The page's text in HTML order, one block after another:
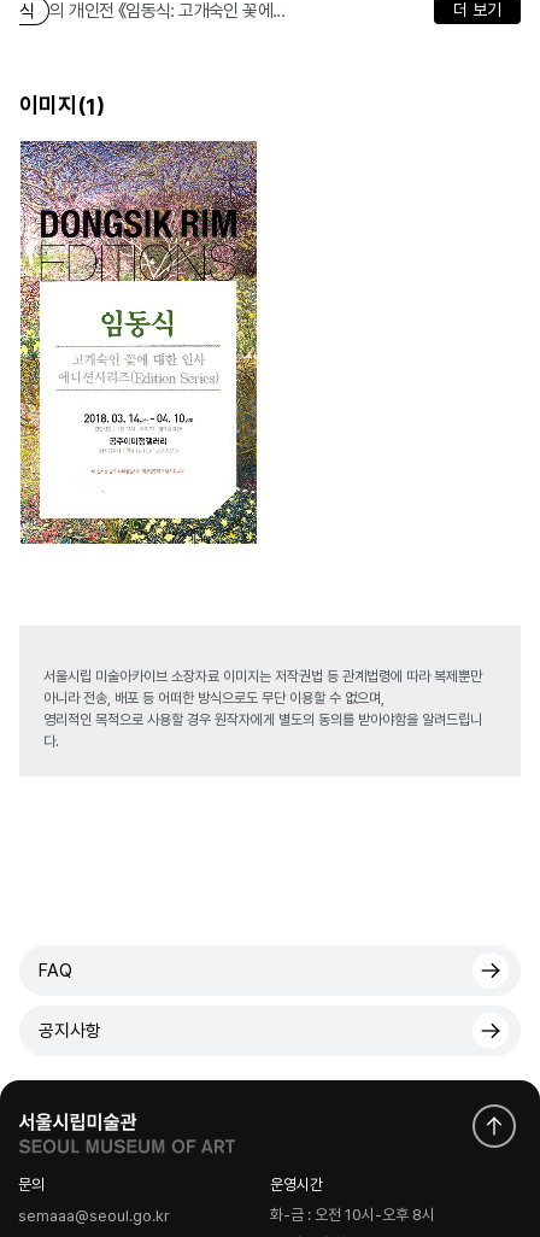
식
의 개인전 《임동식: 고개숙인 꽃에... 더 보기
이미지(1)
서울시립 미술아카이브 소장자료 이미지는 저작권법 등 관계법령에 따라 복제뿐만
아니라 전송, 배포 등 어떠한 방식으로도 무단 이용할 수 없으며,
영리적인 목적으로 사용할 경우 원작자에게 별도의 동의를 받아야함을 알려드립니
다.
FAQ
공지사항
문의
semaaa@seoul.go.kr
운영시간
화-금 : 오전 10시-오후 8시